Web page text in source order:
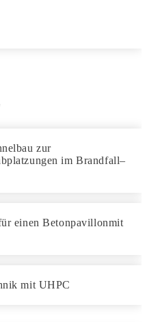
zur
im Brandfall–
einen Betonpavillonmit
mit UHPC